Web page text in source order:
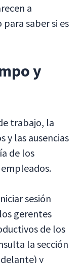
a
saber si es
y
trabajo, la
y las ausencias
de los
sesión
gerentes
de los
la sección
y